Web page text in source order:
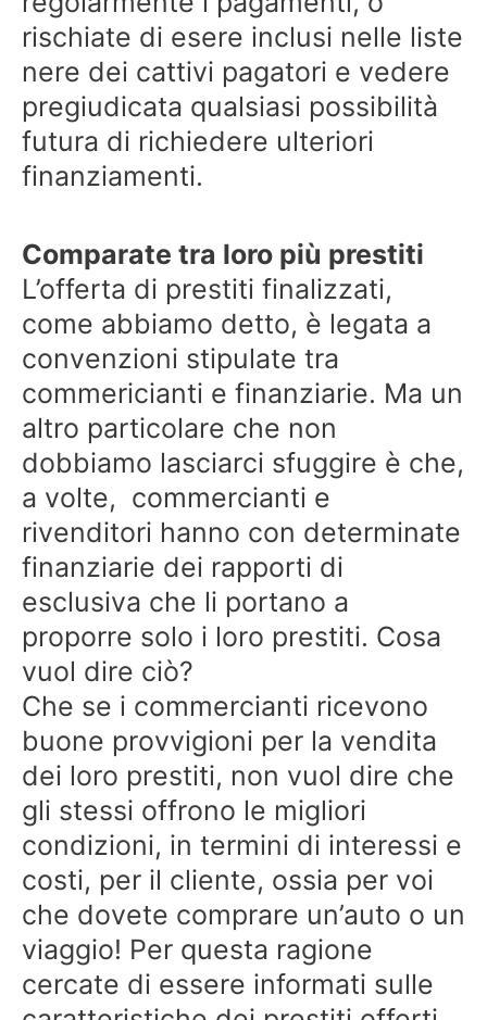
rischiate di esere inclusi nelle liste
nere dei cattivi pagatori e vedere
pregiudicata qualsiasi possibilità
futura di richiedere ulteriori
finanziamenti.
Comparate tra loro più prestiti
L’offerta di prestiti finalizzati,
come abbiamo detto, è legata a
convenzioni stipulate tra
commericianti e finanziarie. Ma un
altro particolare che non
dobbiamo lasciarci sfuggire è che,
a volte, commercianti e
rivenditori hanno con determinate
finanziarie dei rapporti di
esclusiva che li portano a
proporre solo i loro prestiti. Cosa
vuol dire ciò?
Che se i commercianti ricevono
buone provvigioni per la vendita
dei loro prestiti, non vuol dire che
gli stessi offrono le migliori
condizioni, in termini di interessi e
costi, per il cliente, ossia per voi
che dovete comprare un’auto o un
viaggio! Per questa ragione
cercate di essere informati sulle